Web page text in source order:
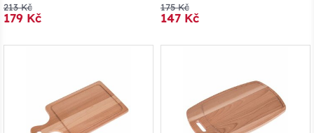
213 Kč
179 Kč
175 Kč
147 Kč